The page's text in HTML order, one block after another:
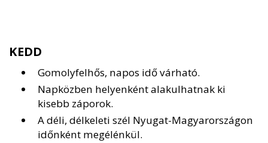
KEDD
Gomolyfelhős, napos idő várható.
Napközben helyenként alakulhatnak ki
kisebb záporok.
A déli, délkeleti szél Nyugat-Magyarországon
időnként megélénkül.